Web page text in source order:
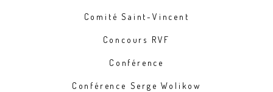
Comité Saint-Vincent
Concours RVF
Conférence
Conférence Serge Wolikow